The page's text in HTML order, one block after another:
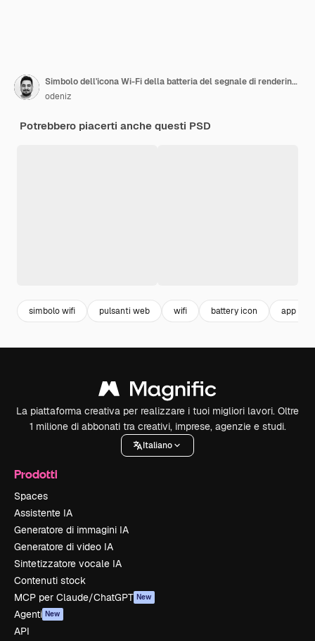
Simbolo dell'icona Wi-Fi della batteria del segnale di rendering 3D
odeniz
Potrebbero piacerti anche questi PSD
simbolo wifi pulsanti web wifi battery icon app icon
La piattaforma creativa per realizzare i tuoi migliori lavori. Oltre
1 milione di abbonati tra creativi, imprese, agenzie e studi.
Italiano
Prodotti
Spaces
Assistente IA
Generatore di immagini IA
Generatore di video IA
Sintetizzatore vocale IA
Contenuti stock
MCP per Claude/ChatGPT New
Agenti New
API